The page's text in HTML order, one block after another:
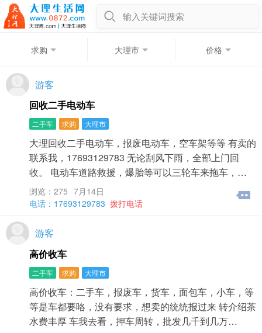
输入关键词搜索
求购 大理市 价格
游客
回收二手电动车
二手车 求购 大理市
大理回收二手电动车，报废电动车，空车架等等 有卖的
联系我，17693129783 无论刮风下雨，全部上门回
收。 电动车道路救援，爆胎等可以三轮车来拖车，…
浏览：275 7月14日
电话：17693129783 拨打电话
游客
高价收车
二手车 求购 大理市
高价收车：二手车，报废车，货车，面包车，小车，等
等是车都要咯，没有要求，想卖的统统报过来 转介绍茶
水费丰厚 车我去看，押车周转，批发几千到几万…